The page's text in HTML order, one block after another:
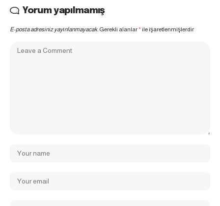
Yorum yapılmamış
E-posta adresiniz yayınlanmayacak. Gerekli alanlar*ile işaretlenmişlerdir